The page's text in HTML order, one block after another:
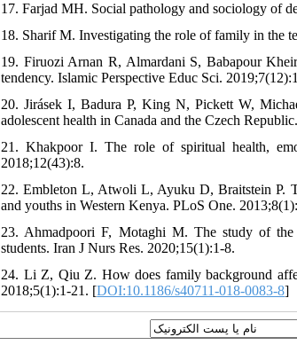
17. Farjad MH. Social pathology and sociology of
18. Sharif M. Investigating the role of family in the
19. Firuozi Arnan R, Almardani S, Babapour
tendency. Islamic Perspective Educ Sci.
20. Jirásek I, Badura P, King N, Pickett W,
adolescent health in Canada and the Czech
21. Khakpoor I. The role of spiritual health,
2018;12(43):8.
22. Embleton L, Atwoli L, Ayuku D, Braitstein P.
and youths in Western Kenya. PLoS One.
23. Ahmadpoori F, Motaghi M. The study of the
students. Iran J Nurs Res. 2020;15(1):1-8.
24. Li Z, Qiu Z. How does family background
2018;5(1):1-21. [DOI:10.1186/s40711-018-0083-8]